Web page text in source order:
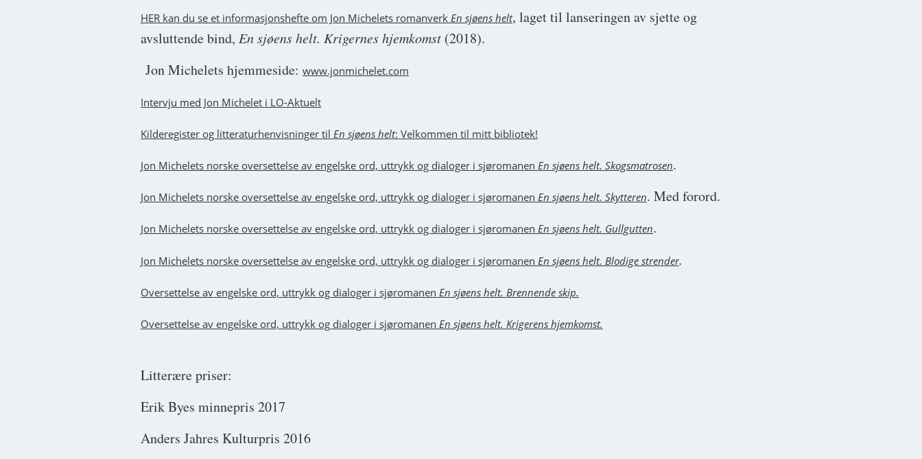
HER kan du se et informasjonshefte om Jon Michelets romanverk En sjøens helt, laget til lanseringen av sjette og
avsluttende bind, En sjøens helt. Krigernes hjemkomst (2018).
Jon Michelets hjemmeside: www.jonmichelet.com
Intervju med Jon Michelet i LO-Aktuelt
Kilderegister og litteraturhenvisninger til En sjøens helt: Velkommen til mitt bibliotek!
Jon Michelets norske oversettelse av engelske ord, uttrykk og dialoger i sjøromanen En sjøens helt. Skogsmatrosen.
Jon Michelets norske oversettelse av engelske ord, uttrykk og dialoger i sjøromanen En sjøens helt. Skytteren. Med forord.
Jon Michelets norske oversettelse av engelske ord, uttrykk og dialoger i sjøromanen En sjøens helt. Gullgutten.
Jon Michelets norske oversettelse av engelske ord, uttrykk og dialoger i sjøromanen En sjøens helt. Blodige strender.
Oversettelse av engelske ord, uttrykk og dialoger i sjøromanen En sjøens helt. Brennende skip.
Oversettelse av engelske ord, uttrykk og dialoger i sjøromanen En sjøens helt. Krigerens hjemkomst.
Litterære priser:
Erik Byes minnepris 2017
Anders Jahres Kulturpris 2016